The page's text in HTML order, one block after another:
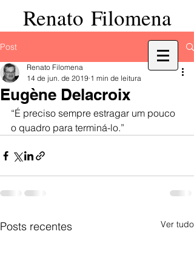
Renato Filomena
Post
Eugène Delacroix
Renato Filomena
14 de jun. de 2019 1 min de leitura
“É preciso sempre estragar um pouco
o quadro para terminá-lo.”
Posts recentes Ver tudo